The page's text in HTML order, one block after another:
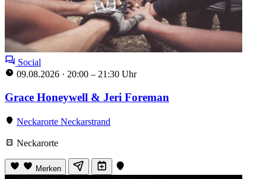
Social
09.08.2026 · 20:00 – 21:30 Uhr
Grace Honeywell & Jeri Foreman
Neckarorte Neckarstrand
Neckarorte
Merken